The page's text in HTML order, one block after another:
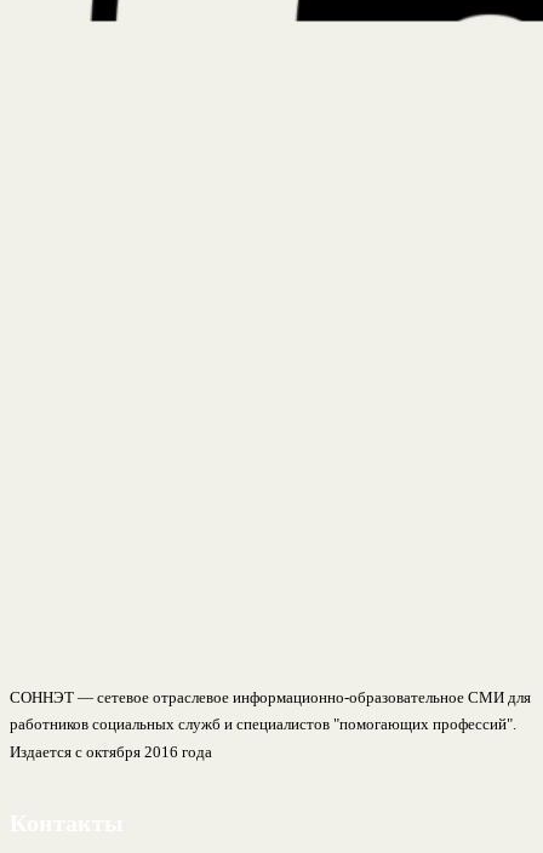
СОННЭТ — сетевое отраслевое информационно-образовательное СМИ для
работников социальных служб и специалистов "помогающих профессий".
Издается с октября 2016 года